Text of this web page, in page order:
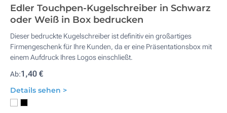
Edler Touchpen-Kugelschreiber in Schwarz
oder Weiß in Box bedrucken
Dieser bedruckte Kugelschreiber ist definitiv ein großartiges
Firmengeschenk für Ihre Kunden, da er eine Präsentationsbox mit
einem Aufdruck Ihres Logos einschließt.
Ab:1,40 €
Details sehen >